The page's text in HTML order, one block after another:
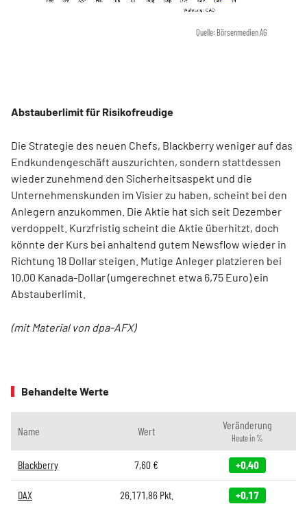
Quelle: Börsenmedien AG
Abstauberlimit für Risikofreudige
Die Strategie des neuen Chefs, Blackberry weniger auf das
Endkundengeschäft auszurichten, sondern stattdessen
wieder zunehmend den Sicherheitsaspekt und die
Unternehmenskunden im Visier zu haben, scheint bei den
Anlegern anzukommen. Die Aktie hat sich seit Dezember
verdoppelt. Kurzfristig scheint die Aktie überhitzt, doch
könnte der Kurs bei anhaltend gutem Newsflow wieder in
Richtung 18 Dollar steigen. Mutige Anleger platzieren bei
10,00 Kanada-Dollar (umgerechnet etwa 6,75 Euro) ein
Abstauberlimit.
(mit Material von dpa-AFX)
Behandelte Werte
Name Wert Veränderung
Heute in %
Blackberry 7,60 € +0,40
DAX 26.171,86Pkt. +0,17